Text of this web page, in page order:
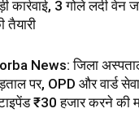
कार्रवाई, 3 गोले लदी वेन
तैयारी
News: जिला
पर, OPD और वार्ड
₹30 हजार करने की